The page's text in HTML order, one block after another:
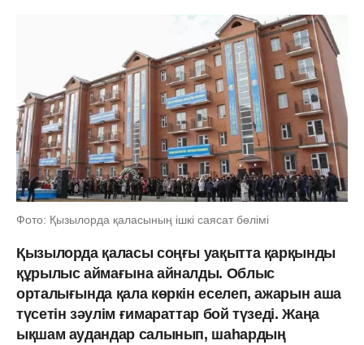
Фото: Қызылорда қаласының ішкі саясат бөлімі
Қызылорда қаласы соңғы уақытта қарқынды
құрылыс аймағына айналды. Облыс
орталығында қала көркін еселеп, ажарын аша
түсетін зәулім ғимараттар бой түзеді. Жаңа
ықшам аудандар салынып, шаһардың